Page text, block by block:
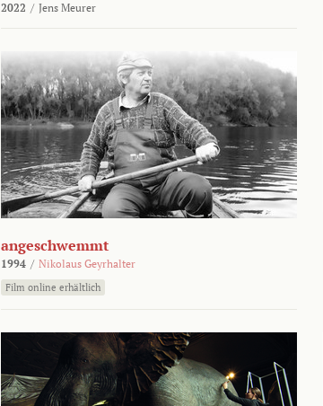
2022 / Jens Meurer
angeschwemmt
1994 / Nikolaus Geyrhalter
Film online erhältlich